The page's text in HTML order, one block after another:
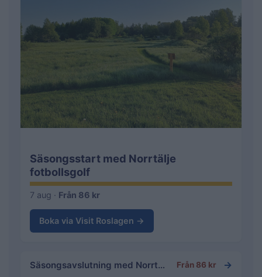
Säsongsstart med Norrtälje
fotbollsgolf
7 aug · Från 86 kr
Boka via Visit Roslagen →
Säsongsavslutning med Norrtälje fotbollsgolf Från 86 kr →